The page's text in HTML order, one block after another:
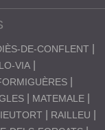
DE-CONFLENT
VIA
MATEMALE
RAILLEU